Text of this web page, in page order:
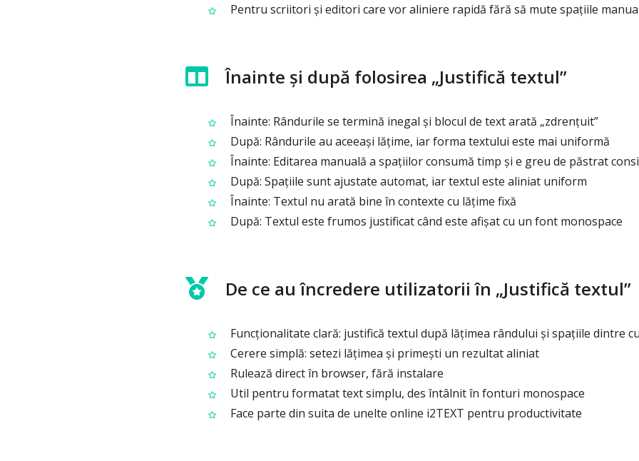
Pentru scriitori și editori care vor aliniere rapidă fără să mute spațiile
Înainte și după folosirea „Justifică textul”
Înainte: Rândurile se termină inegal și blocul de text arată „zdrențuit”
După: Rândurile au aceeași lățime, iar forma textului este mai uniformă
Înainte: Editarea manuală a spațiilor consumă timp și e greu de păstrat
După: Spațiile sunt ajustate automat, iar textul este aliniat uniform
Înainte: Textul nu arată bine în contexte cu lățime fixă
După: Textul este frumos justificat când este afișat cu un font monospace
De ce au încredere utilizatorii în „Justifică textul”
Funcționalitate clară: justifică textul după lățimea rândului și spațiile dintre
Cerere simplă: setezi lățimea și primești un rezultat aliniat
Rulează direct în browser, fără instalare
Util pentru formatat text simplu, des întâlnit în fonturi monospace
Face parte din suita de unelte online i2TEXT pentru productivitate